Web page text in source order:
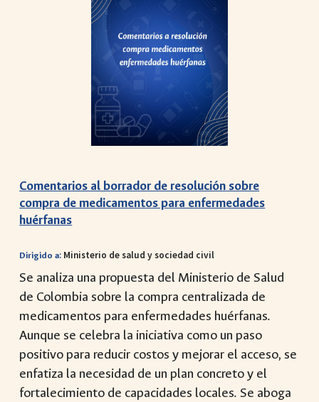
Comentarios al borrador de resolución sobre
compra de medicamentos para enfermedades
huérfanas
Dirigido a: Ministerio de salud y sociedad civil
Se analiza una propuesta del Ministerio de Salud
de Colombia sobre la compra centralizada de
medicamentos para enfermedades huérfanas.
Aunque se celebra la iniciativa como un paso
positivo para reducir costos y mejorar el acceso, se
enfatiza la necesidad de un plan concreto y el
fortalecimiento de capacidades locales. Se aboga